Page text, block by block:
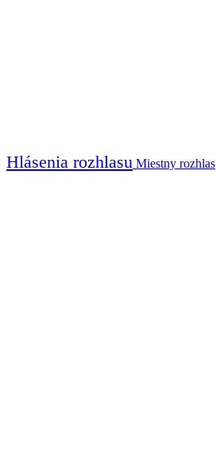
Hlásenia rozhlasu Miestny rozhlas